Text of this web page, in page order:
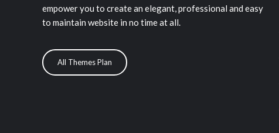
empower you to create an elegant, professional and easy
to maintain website in no time at all.
All Themes Plan